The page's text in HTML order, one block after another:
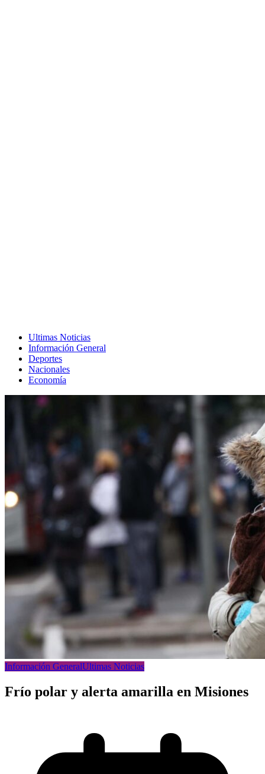
Ultimas Noticias
Información General
Deportes
Nacionales
Economía
Información GeneralUltimas Noticias
Frío polar y alerta amarilla en Misiones